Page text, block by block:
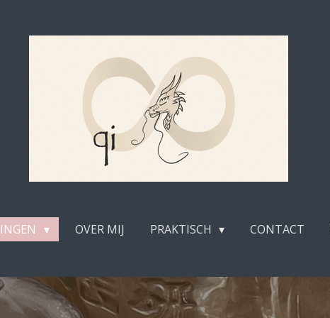
OVER MIJ PRAKTISCH CONTACT